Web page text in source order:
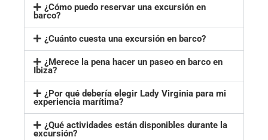
¿Cómo puedo reservar una excursión en
barco?
¿Cuánto cuesta una excursión en barco?
¿Merece la pena hacer un paseo en barco en
Ibiza?
¿Por qué debería elegir Lady Virginia para mi
experiencia marítima?
¿Qué actividades están disponibles durante la
excursión?